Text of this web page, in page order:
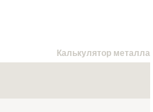
Калькулятор металла